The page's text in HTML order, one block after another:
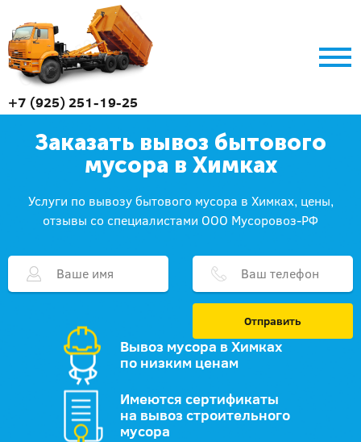
+7 (925) 251-19-25
Заказать вывоз бытового
мусора в Химках
Услуги по вывозу бытового мусора в Химках, цены,
отзывы со специалистами ООО Мусоровоз-РФ
Отправить
Вывоз мусора в Химках
по низким ценам
Имеются сертификаты
на вывоз строительного
мусора